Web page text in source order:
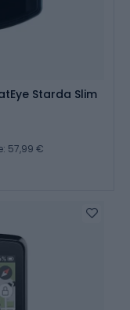
Starda Slim
57,99 €